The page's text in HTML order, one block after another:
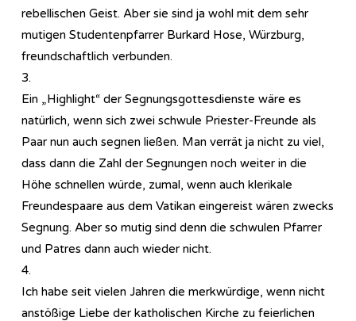
rebellischen Geist. Aber sie sind ja wohl mit dem sehr
mutigen Studentenpfarrer Burkard Hose, Würzburg,
freundschaftlich verbunden.
3.
Ein „Highlight“ der Segnungsgottesdienste wäre es
natürlich, wenn sich zwei schwule Priester-Freunde als
Paar nun auch segnen ließen. Man verrät ja nicht zu viel,
dass dann die Zahl der Segnungen noch weiter in die
Höhe schnellen würde, zumal, wenn auch klerikale
Freundespaare aus dem Vatikan eingereist wären zwecks
Segnung. Aber so mutig sind denn die schwulen Pfarrer
und Patres dann auch wieder nicht.
4.
Ich habe seit vielen Jahren die merkwürdige, wenn nicht
anstößige Liebe der katholischen Kirche zu feierlichen